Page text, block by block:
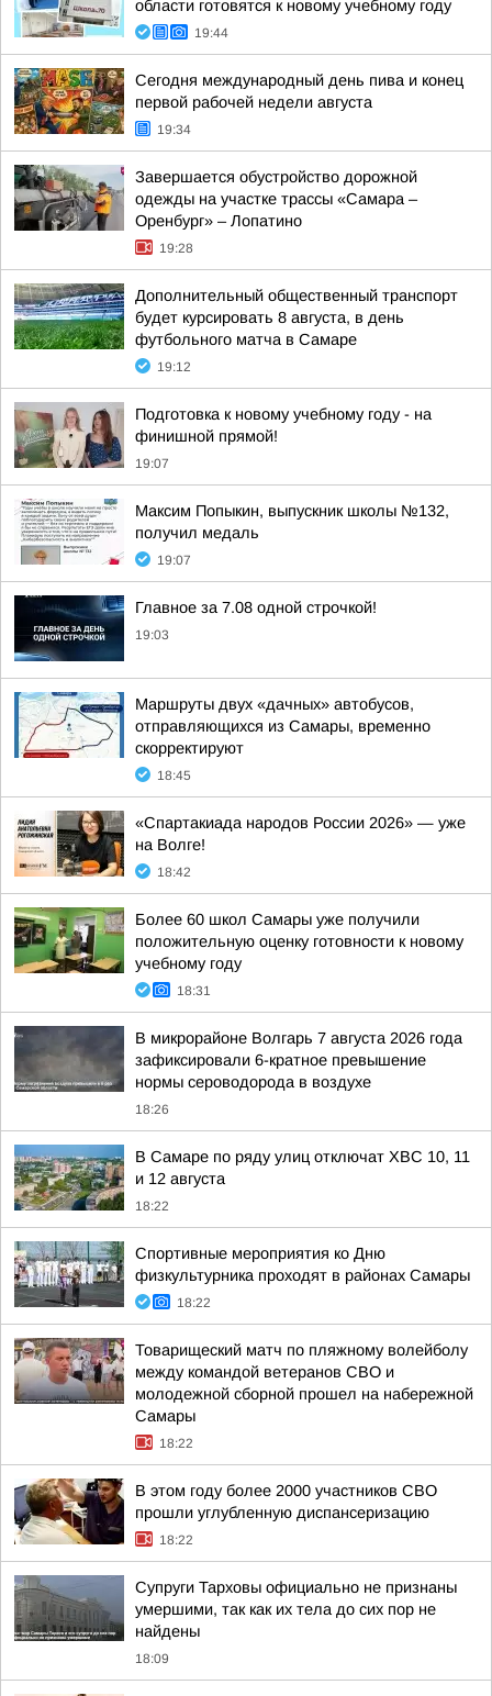
области готовятся к новому учебному году
19:44
Сегодня международный день пива и конец
первой рабочей недели августа
19:34
Завершается обустройство дорожной
одежды на участке трассы «Самара –
Оренбург» – Лопатино
19:28
Дополнительный общественный транспорт
будет курсировать 8 августа, в день
футбольного матча в Самаре
19:12
Подготовка к новому учебному году - на
финишной прямой!
19:07
Максим Попыкин, выпускник школы №132,
получил медаль
19:07
Главное за 7.08 одной строчкой!
19:03
Маршруты двух «дачных» автобусов,
отправляющихся из Самары, временно
скорректируют
18:45
«Спартакиада народов России 2026» — уже
на Волге!
18:42
Более 60 школ Самары уже получили
положительную оценку готовности к новому
учебному году
18:31
В микрорайоне Волгарь 7 августа 2026 года
зафиксировали 6-кратное превышение
нормы сероводорода в воздухе
18:26
В Самаре по ряду улиц отключат ХВС 10, 11
и 12 августа
18:22
Спортивные мероприятия ко Дню
физкультурника проходят в районах Самары
18:22
Товарищеский матч по пляжному волейболу
между командой ветеранов СВО и
молодежной сборной прошел на набережной
Самары
18:22
В этом году более 2000 участников СВО
прошли углубленную диспансеризацию
18:22
Супруги Тарховы официально не признаны
умершими, так как их тела до сих пор не
найдены
18:09